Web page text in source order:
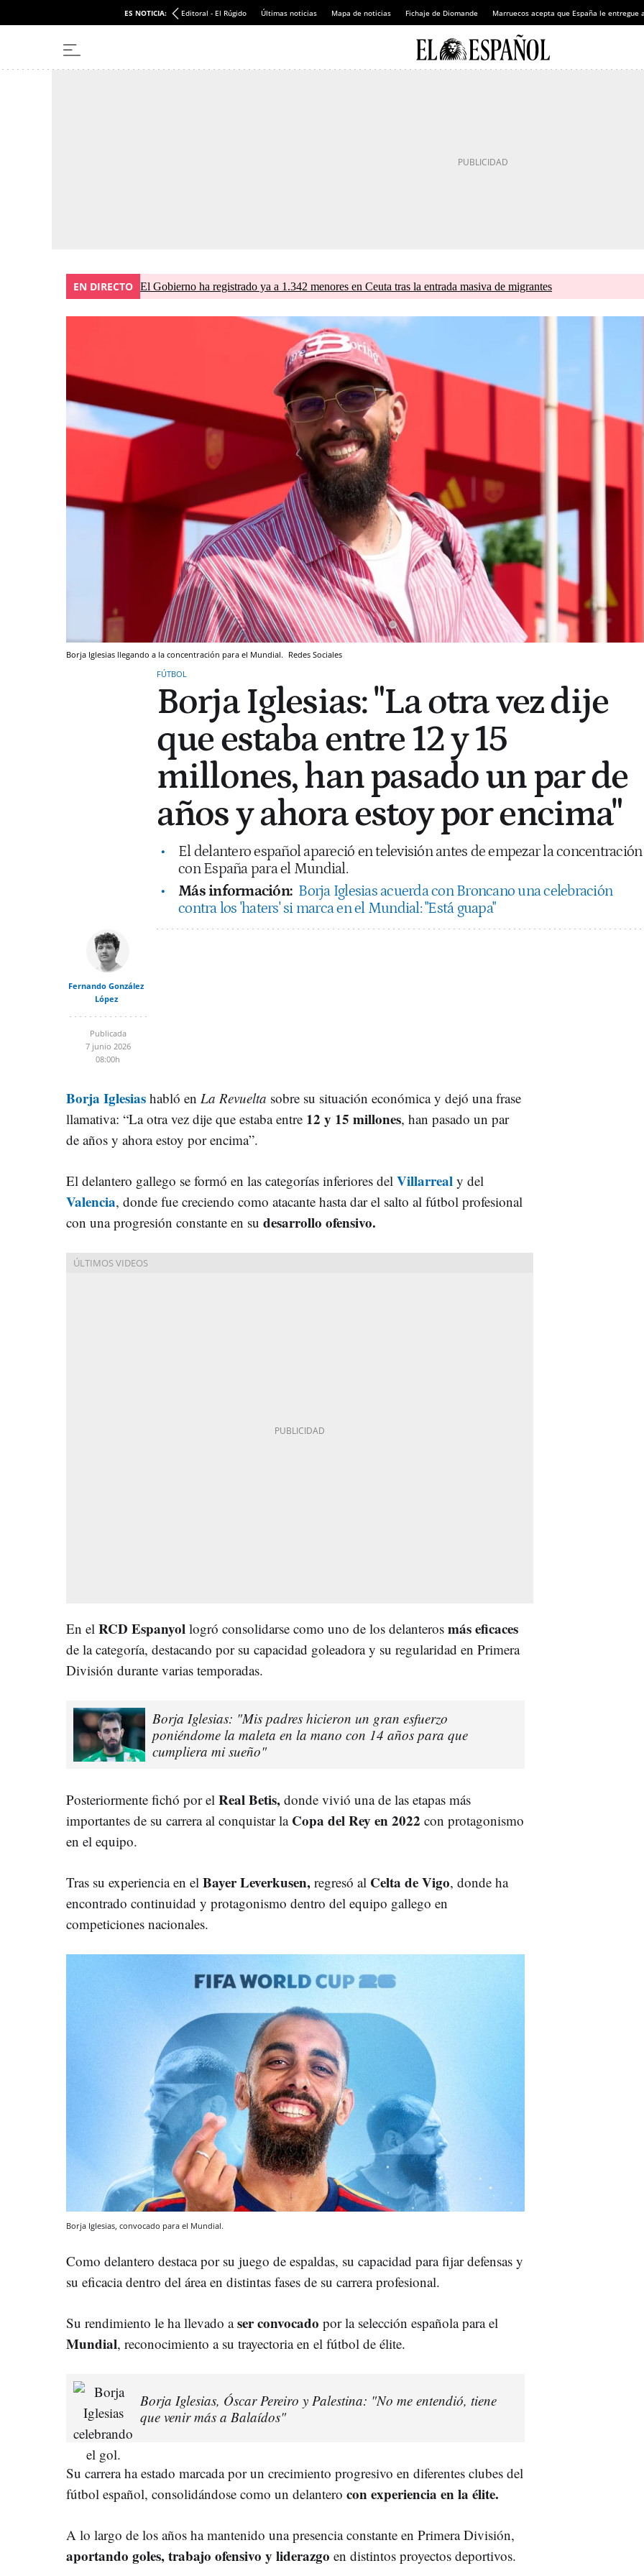
ES NOTICIA: Editoral - El Rúgido Últimas noticias Mapa de noticias Fichaje de Diomande Marruecos acepta que España le entregue
EN DIRECTO El Gobierno ha registrado ya a 1.342 menores en Ceuta tras la entrada masiva de migrantes
Borja Iglesias llegando a la concentración para el Mundial. Redes Sociales
FÚTBOL
Borja Iglesias: "La otra vez dije
que estaba entre 12 y 15
millones, han pasado un par de
años y ahora estoy por encima"
El delantero español apareció en televisión antes de empezar la concentración
con España para el Mundial.
Más información: Borja Iglesias acuerda con Broncano una celebración
contra los 'haters' si marca en el Mundial: "Está guapa"
Fernando González
López
Publicada
7 junio 2026
08:00h
Borja Iglesias habló en La Revuelta sobre su situación económica y dejó una frase
llamativa: “La otra vez dije que estaba entre 12 y 15 millones, han pasado un par
de años y ahora estoy por encima”.
El delantero gallego se formó en las categorías inferiores del Villarreal y del
Valencia, donde fue creciendo como atacante hasta dar el salto al fútbol profesional
con una progresión constante en su desarrollo ofensivo.
En el RCD Espanyol logró consolidarse como uno de los delanteros más eficaces
de la categoría, destacando por su capacidad goleadora y su regularidad en Primera
División durante varias temporadas.
Borja Iglesias: "Mis padres hicieron un gran esfuerzo
poniéndome la maleta en la mano con 14 años para que
cumpliera mi sueño"
Posteriormente fichó por el Real Betis, donde vivió una de las etapas más
importantes de su carrera al conquistar laCopa del Rey en 2022 con protagonismo
en el equipo.
Tras su experiencia en el Bayer Leverkusen, regresó al Celta de Vigo, donde ha
encontrado continuidad y protagonismo dentro del equipo gallego en
competiciones nacionales.
Borja Iglesias, convocado para el Mundial.
Como delantero destaca por su juego de espaldas, su capacidad para fijar defensas y
su eficacia dentro del área en distintas fases de su carrera profesional.
Su rendimiento le ha llevado aser convocado por la selección española para el
Mundial, reconocimiento a su trayectoria en el fútbol de élite.
Borja Iglesias, Óscar Pereiro y Palestina: "No me entendió, tiene
que venir más a Balaídos"
Su carrera ha estado marcada por un crecimiento progresivo en diferentes clubes del
fútbol español, consolidándose como un delantero con experiencia en la élite.
A lo largo de los años ha mantenido una presencia constante en Primera División,
aportando goles, trabajo ofensivo y liderazgo en distintos proyectos deportivos.